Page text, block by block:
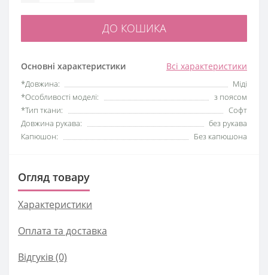
Основні характеристики Всі характеристики
*Довжина:
Міді
*Особливості моделі:
з поясом
*Тип ткани:
Софт
Довжина рукава:
без рукава
Капюшон:
Без капюшона
ДО КОШИКА
Огляд товару
Характеристики
Оплата та доставка
Відгуків (0)